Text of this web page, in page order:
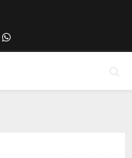
Whatsapp